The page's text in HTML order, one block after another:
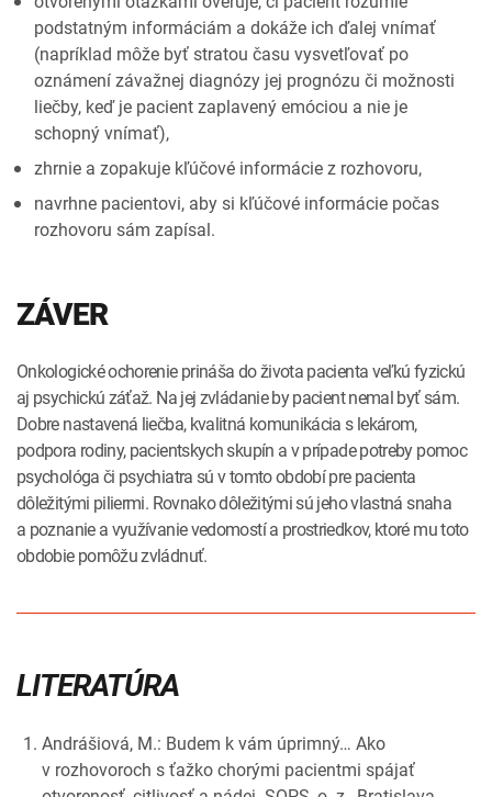
podstatným informáciám a dokáže ich ďalej vnímať
(napríklad môže byť stratou času vysvetľovať po
oznámení závažnej diagnózy jej prognózu či možnosti
liečby, keď je pacient zaplavený emóciou a nie je
schopný vnímať),
zhrnie a zopakuje kľúčové informácie z rozhovoru,
navrhne pacientovi, aby si kľúčové informácie počas
rozhovoru sám zapísal.
ZÁVER
Onkologické ochorenie prináša do života pacienta veľkú fyzickú
aj psychickú záťaž. Na jej zvládanie by pacient nemal byť sám.
Dobre nastavená liečba, kvalitná komunikácia s lekárom,
podpora rodiny, pacientskych skupín a v prípade potreby pomoc
psychológa či psychiatra sú v tomto období pre pacienta
dôležitými piliermi. Rovnako dôležitými sú jeho vlastná snaha
a poznanie a využívanie vedomostí a prostriedkov, ktoré mu toto
obdobie pomôžu zvládnuť.
LITERATÚRA
Andrášiová, M.: Budem k vám úprimný… Ako
v rozhovoroch s ťažko chorými pacientmi spájať